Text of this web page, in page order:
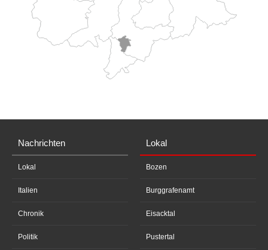
Nachrichten
Lokal
Italien
Chronik
Politik
Lokal
Bozen
Burggrafenamt
Eisacktal
Pustertal